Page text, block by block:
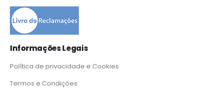
Informações Legais
Política de privacidade e Cookies
Termos e Condições